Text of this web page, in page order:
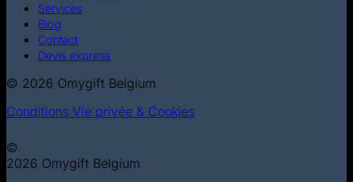
Services
Blog
Contact
Devis express
© 2026 Omygift Belgium
Conditions Vie privée & Cookies
©
2026 Omygift Belgium